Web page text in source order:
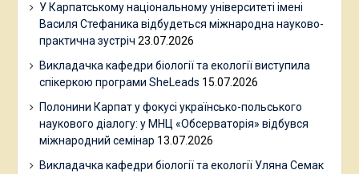
У Карпатському національному університеті імені
Василя Стефаника відбудеться міжнародна науково-
практична зустріч 23.07.2026
Викладачка кафедри біології та екології виступила
спікеркою програми SheLeads 15.07.2026
Полонини Карпат у фокусі українсько-польського
наукового діалогу: у МНЦ «Обсерваторія» відбувся
міжнародний семінар 13.07.2026
Викладачка кафедри біології та екології Уляна Семак